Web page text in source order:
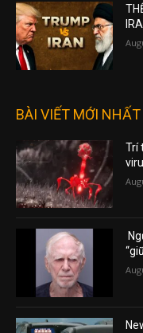
BÀI VIẾT MỚI NHẤT
Trí